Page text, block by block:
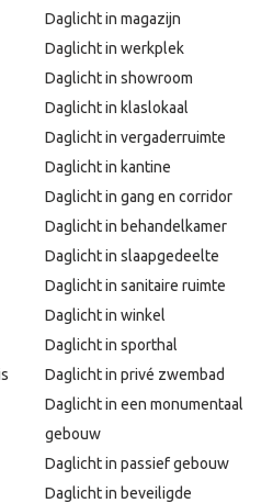
Daglicht in magazijn
Daglicht in werkplek
Daglicht in showroom
Daglicht in klaslokaal
Daglicht in vergaderruimte
Daglicht in kantine
Daglicht in gang en corridor
Daglicht in behandelkamer
Daglicht in slaapgedeelte
Daglicht in sanitaire ruimte
Daglicht in winkel
Daglicht in sporthal
Daglicht in privé zwembad
Daglicht in een monumentaal
gebouw
Daglicht in passief gebouw
Daglicht in beveiligde